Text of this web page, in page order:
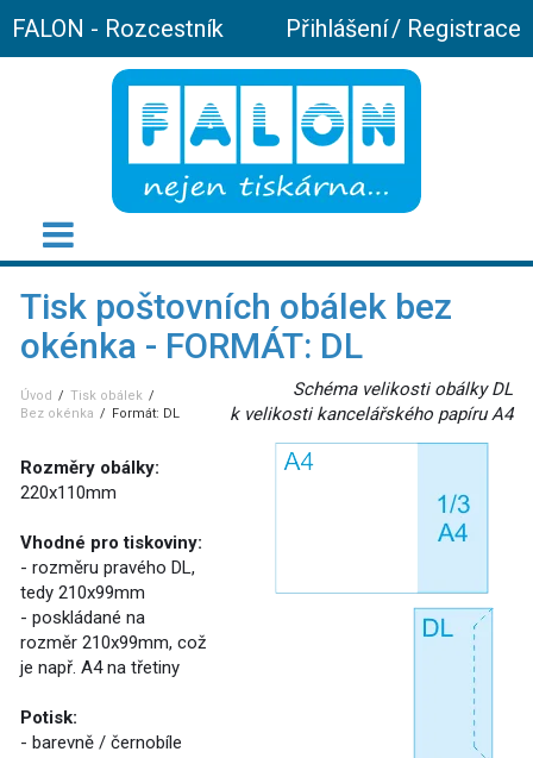
FALON - Rozcestník Přihlášení/ Registrace
Tisk poštovních obálek bez
okénka - FORMÁT: DL
Schéma velikosti obálky DL
k velikosti kancelářského papíru A4
Úvod
Tisk obálek
Bez okénka
Formát: DL
Rozměry obálky:
220x110mm
Vhodné pro tiskoviny:
- rozměru pravého DL,
tedy 210x99mm
- poskládané na
rozměr 210x99mm, což
je např. A4 na třetiny
Potisk:
- barevně / černobíle